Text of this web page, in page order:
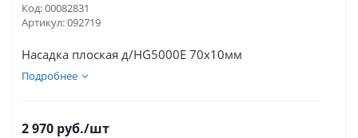
Код:00082831
Артикул:092719
Насадка плоская д/HG5000E 70х10мм
Подробнее
2 970 руб./шт